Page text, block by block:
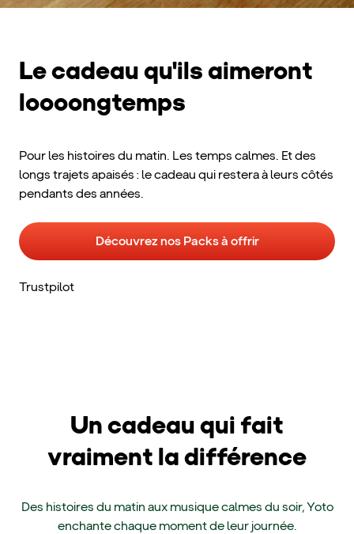
Le cadeau qu'ils aimeront
loooongtemps
Pour les histoires du matin. Les temps calmes. Et des
longs trajets apaisés : le cadeau qui restera à leurs côtés
pendants des années.
Découvrez nos Packs à offrir
Trustpilot
Un cadeau qui fait
vraiment la différence
Des histoires du matin aux musique calmes du soir, Yoto
enchante chaque moment de leur journée.